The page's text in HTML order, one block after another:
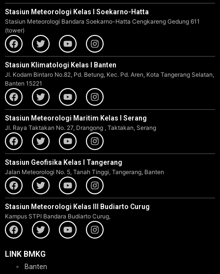
Stasiun Meteorologi Kelas I Soekarno-Hatta
Stasiun Meteorologi Bandara Soekarno-Hatta Cengkareng Gedung 611
(tower)
Stasiun Klimatologi Kelas I Banten
Jl. Kodam Bintaro No.82, Pd. Betung, Kec. Pd. Aren, Kota Tangerang Selatan,
Banten 15221
Stasiun Meteorologi Maritim Kelas I Serang
Jl. Raya Taktakan No. 27, Drangong , Taktakan, Serang
Stasiun Geofisika Kelas I Tangerang
Jalan Meteorologi No. 5, Tanah Tinggi, Tangerang, Banten
Stasiun Meteorologi Kelas III Budiarto Curug
Kampus STPI Bandara Budiarto Curug,
LINK BMKG
Banten